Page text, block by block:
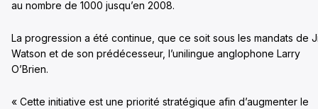
au nombre de 1000 jusqu’en 2008.
La progression a été continue, que ce soit sous les mandats de
Watson et de son prédécesseur, l’unilingue anglophone Larry
O’Brien.
« Cette initiative est une priorité stratégique afin d’augmenter le